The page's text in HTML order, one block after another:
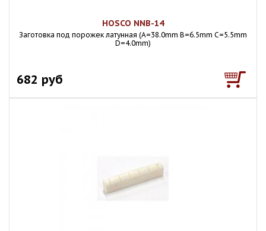
HOSCO NNB-14
Заготовка под порожек латунная (A=38.0mm B=6.5mm C=5.5mm
D=4.0mm)
682 руб